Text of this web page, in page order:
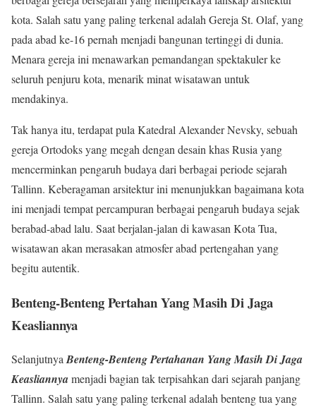
kota. Salah satu yang paling terkenal adalah Gereja St. Olaf, yang
pada abad ke-16 pernah menjadi bangunan tertinggi di dunia.
Menara gereja ini menawarkan pemandangan spektakuler ke
seluruh penjuru kota, menarik minat wisatawan untuk
mendakinya.
Tak hanya itu, terdapat pula Katedral Alexander Nevsky, sebuah
gereja Ortodoks yang megah dengan desain khas Rusia yang
mencerminkan pengaruh budaya dari berbagai periode sejarah
Tallinn. Keberagaman arsitektur ini menunjukkan bagaimana kota
ini menjadi tempat percampuran berbagai pengaruh budaya sejak
berabad-abad lalu. Saat berjalan-jalan di kawasan Kota Tua,
wisatawan akan merasakan atmosfer abad pertengahan yang
begitu autentik.
Benteng-Benteng Pertahan Yang Masih Di Jaga
Keasliannya
SelanjutnyaBenteng-Benteng Pertahanan Yang Masih Di Jaga
Keasliannyamenjadi bagian tak terpisahkan dari sejarah panjang
Tallinn. Salah satu yang paling terkenal adalah benteng tua yang